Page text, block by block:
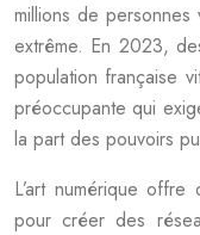
millions de
extrême. En 2023,
population française
préoccupante qui
la part des pouvoirs
L’art numérique offre
pour créer des